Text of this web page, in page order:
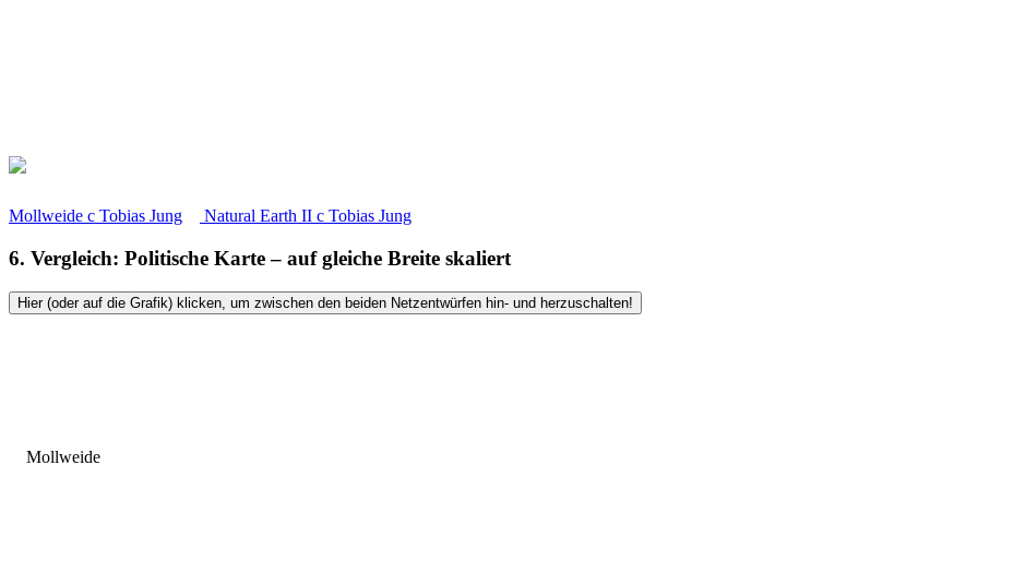
Mollweide c Tobias Jung Natural Earth II c Tobias Jung
6. Vergleich: Politische Karte – auf gleiche Breite skaliert
Hier (oder auf die Grafik) klicken, um zwischen den beiden Netzentwürfen hin- und herzuschalten!